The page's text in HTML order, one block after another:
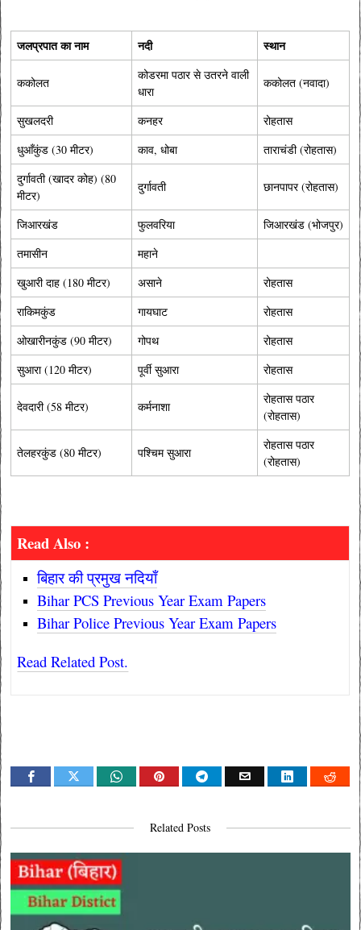
जलप्रपात का नाम नदी स्थान
ककोलत
कोडरमा पठार से उतरने वाली
धारा
ककोलत (नवादा)
सुखलदरी कनहर
रोहतास
धुआँकुंड (30 मीटर)
काव, धोबा
ताराचंडी (रोहतास)
दुर्गावती (खादर कोह) (80
मीटर)
दुर्गावती छानपापर (रोहतास)
जिआरखंड फुलवरिया
जिआरखंड (भोजपुर)
तमासीन
महाने
खुआरी दाह (180 मीटर)
असाने
रोहतास
राकिमकुंड
गायघाट
रोहतास
ओखारीनकुंड (90 मीटर)
गोपथ
रोहतास
सुआरा (120 मीटर)
पूर्वी सुआरा रोहतास
देवदारी (58 मीटर) कर्मनाशा
रोहतास पठार
(रोहतास)
तेलहरकुंड (80 मीटर) पश्चिम सुआरा
रोहतास पठार
(रोहतास)
Read Also :
बिहार की प्रमुख नदियाँ
Bihar PCS Previous Year Exam Papers
Bihar Police Previous Year Exam Papers
Read Related Post.
Related Posts